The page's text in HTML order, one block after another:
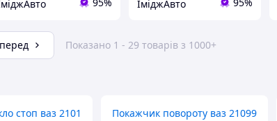
ІміджАвто
Показано 1 - 29 товарів з 1000+
стоп ваз 2101 Покажчик повороту ваз 21099